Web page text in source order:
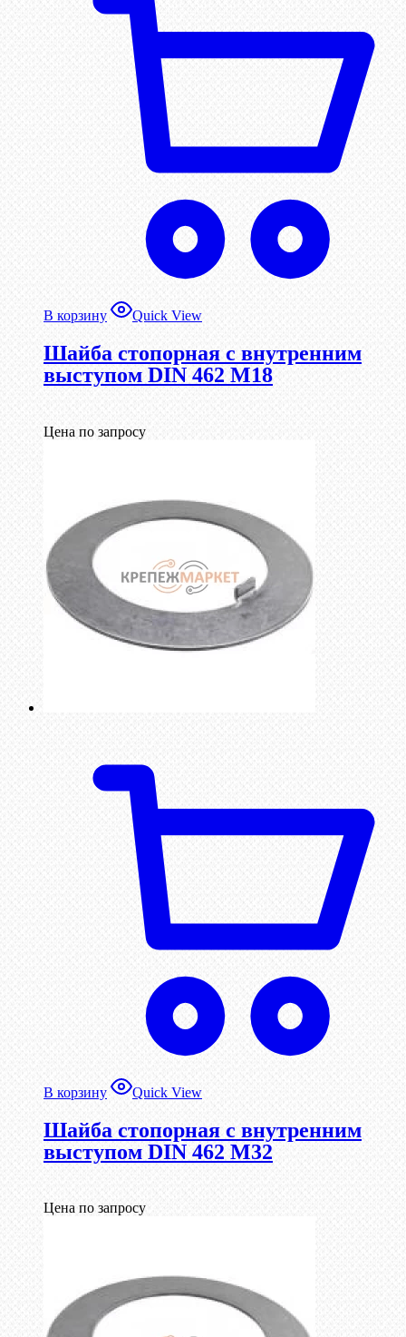
В корзину Quick View
Шайба стопорная с внутренним
выступом DIN 462 М18
Цена по запросу
В корзину Quick View
Шайба стопорная с внутренним
выступом DIN 462 М32
Цена по запросу